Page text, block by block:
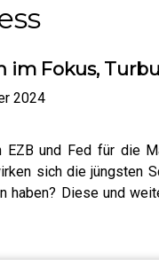
im Fokus,
2024
und Fed für die
sich die jüngsten
haben? Diese und